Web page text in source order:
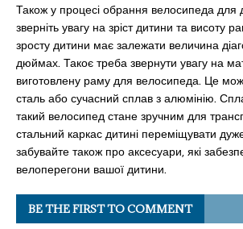
Також у процесі обрання велосипеда для
зверніть увагу на зріст дитини та висоту
зросту дитини має залежати величина
дюймах. Такоє треба звернути увагу на
виготовлену раму для велосипеда. Це
сталь або сучасний сплав з алюмінію.
такий велосипед стане зручним для
стальний каркас дитині переміщувати
забувайте також про аксесуари, які
велоперегони вашої дитини.
BE THE FIRST TO COMMENT